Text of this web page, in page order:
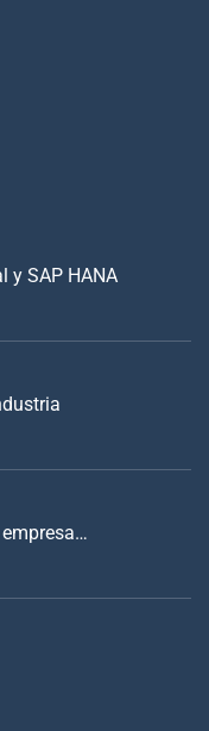
y SAP HANA